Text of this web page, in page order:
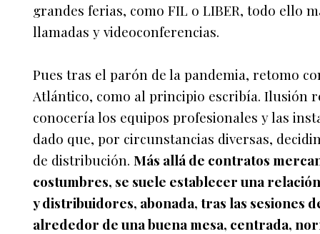
grandes ferias, como FIL o LIBER, todo ello
llamadas y videoconferencias.
Pues tras el parón de la pandemia, retomo
Atlántico, como al principio escribía. Ilusión
conocería los equipos profesionales y las
dado que, por circunstancias diversas,
de distribución. Más allá de contratos
costumbres, se suele establecer una
y distribuidores, abonada, tras las sesiones
alrededor de una buena mesa, centrada,